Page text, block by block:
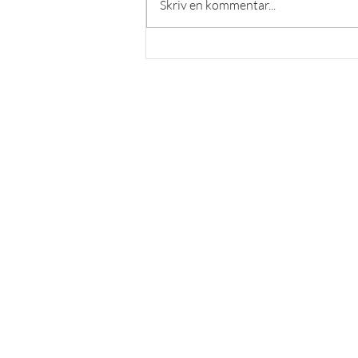
Några rader från sportchefen
Skriv en kommentar...